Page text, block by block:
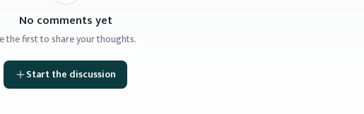
No comments yet
the first to share your thoughts.
Start the discussion